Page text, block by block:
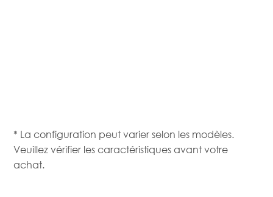
* La configuration peut varier selon les modèles.
Veuillez vérifier les caractéristiques avant votre
achat.